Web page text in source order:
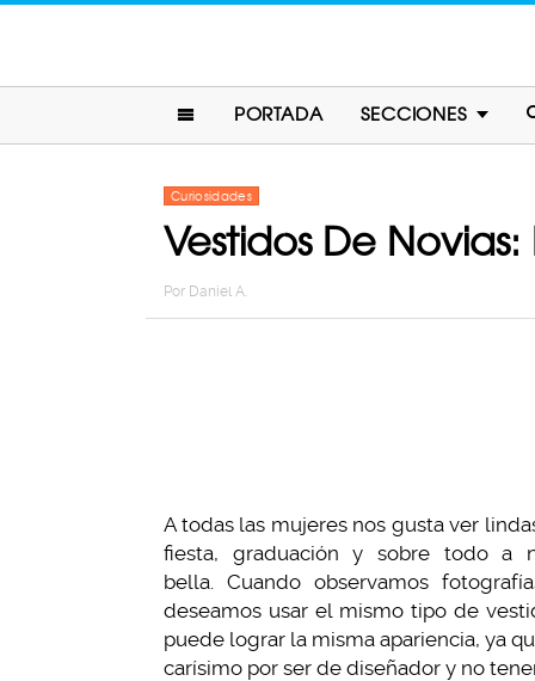
PORTADA SECCIONES
Curiosidades
Vestidos De
Por Daniel A.
A todas las mujeres nos gusta ver
fiesta, graduación y sobre todo a
bella. Cuando observamos
deseamos usar el mismo tipo de
puede lograr la misma apariencia, ya
carísimo por ser de diseñador y no